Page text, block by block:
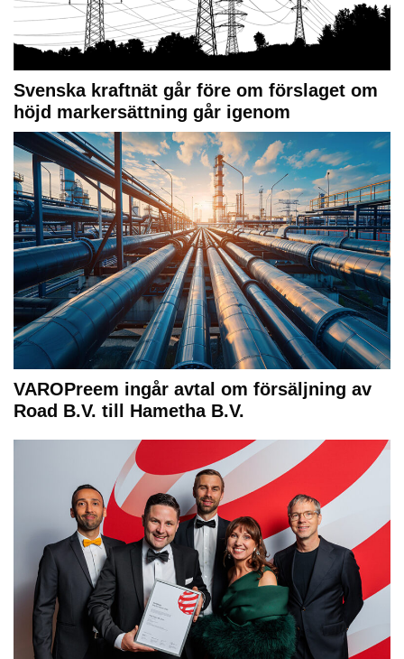
Svenska kraftnät går före om förslaget om
höjd markersättning går igenom
VAROPreem ingår avtal om försäljning av
Road B.V. till Hametha B.V.